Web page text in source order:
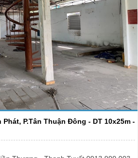
P.Tân Thuận Đông - DT 10x25m -